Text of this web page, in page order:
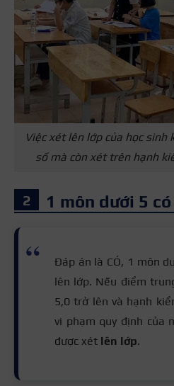
Việc xét lên lớp của học
số mà còn xét trên hạnh
1 môn dưới 5
Đáp án là CÓ, 1 môn
lên lớp. Nếu điểm
5,0 trở lên và hạnh
vi phạm quy định của
được xét lên lớp.